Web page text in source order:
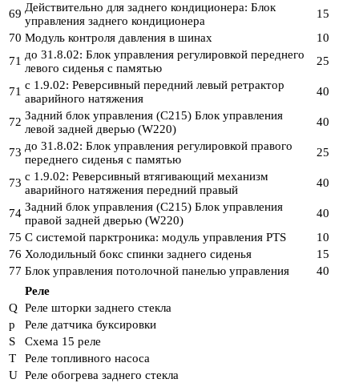
69 Действительно для заднего кондиционера: Блок
управления заднего кондиционера
15
70 Модуль контроля давления в шинах
10
71 до 31.8.02: Блок управления регулировкой переднего
левого сиденья с памятью
25
71 с 1.9.02: Реверсивный передний левый ретрактор
аварийного натяжения
40
72 Задний блок управления (C215) Блок управления
левой задней дверью (W220)
40
73 до 31.8.02: Блок управления регулировкой правого
переднего сиденья с памятью
25
73 с 1.9.02: Реверсивный втягивающий механизм
аварийного натяжения передний правый
40
74 Задний блок управления (C215) Блок управления
правой задней дверью (W220)
40
75 С системой парктроника: модуль управления PTS
10
76 Холодильный бокс спинки заднего сиденья
15
77 Блок управления потолочной панелью управления
40
Реле
Q Реле шторки заднего стекла
р
Реле датчика буксировки
S
Схема 15 реле
T
Реле топливного насоса
U Реле обогрева заднего стекла